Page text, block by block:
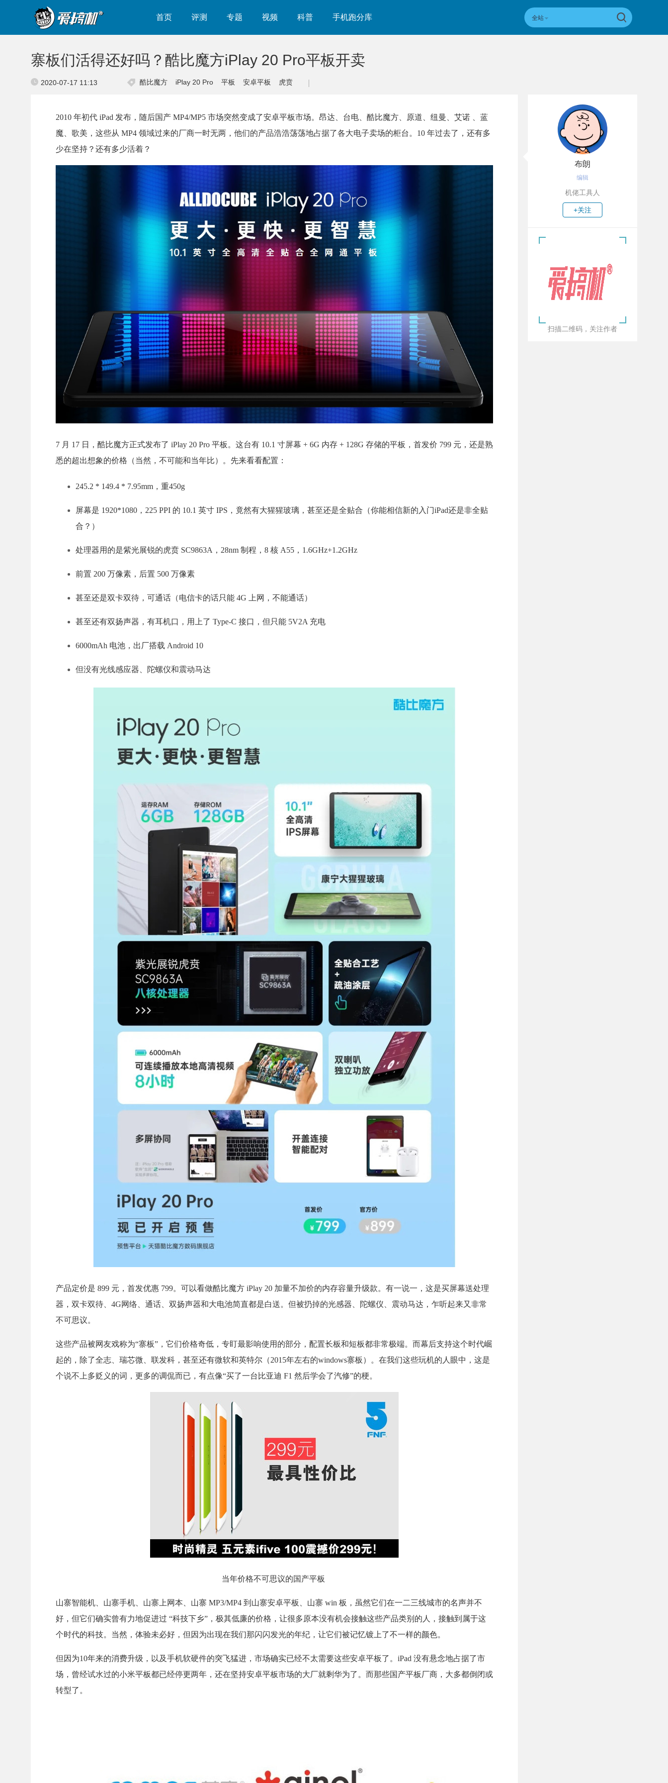
首页 评测 专题 视频 科普 手机跑分库 全站
寨板们活得还好吗？酷比魔方iPlay 20 Pro平板开卖
2020-07-17 11:13 酷比魔方 iPlay 20 Pro 平板 安卓平板 虎贲
2010 年初代 iPad 发布，随后国产 MP4/MP5 市场突然变成了安卓平板市场。昂达、台电、酷比魔方、原道、纽曼、艾诺 、蓝
魔、歌美，这些从 MP4 领域过来的厂商一时无两，他们的产品浩浩荡荡地占据了各大电子卖场的柜台。10 年过去了，还有多
少在坚持？还有多少活着？
7 月 17 日，酷比魔方正式发布了 iPlay 20 Pro 平板。这台有 10.1 寸屏幕 + 6G 内存 + 128G 存储的平板，首发价 799 元，还是熟
悉的超出想象的价格（当然，不可能和当年比）。先来看看配置：
245.2 * 149.4 * 7.95mm，重450g
屏幕是 1920*1080，225 PPI 的 10.1 英寸 IPS，竟然有大猩猩玻璃，甚至还是全贴合（你能相信新的入门iPad还是非全贴
合？）
处理器用的是紫光展锐的虎贲 SC9863A，28nm 制程，8 核 A55，1.6GHz+1.2GHz
前置 200 万像素，后置 500 万像素
甚至还是双卡双待，可通话（电信卡的话只能 4G 上网，不能通话）
甚至还有双扬声器，有耳机口，用上了 Type-C 接口，但只能 5V2A 充电
6000mAh 电池，出厂搭载 Android 10
但没有光线感应器、陀螺仪和震动马达
产品定价是 899 元，首发优惠 799。可以看做酷比魔方 iPlay 20 加量不加价的内存容量升级款。有一说一，这是买屏幕送处理
器，双卡双待、4G网络、通话、双扬声器和大电池简直都是白送。但被扔掉的光感器、陀螺仪、震动马达，乍听起来又非常
不可思议。
这些产品被网友戏称为“寨板”，它们价格奇低，专盯最影响使用的部分，配置长板和短板都非常极端。而幕后支持这个时代崛
起的，除了全志、瑞芯微、联发科，甚至还有微软和英特尔（2015年左右的windows寨板）。在我们这些玩机的人眼中，这是
个说不上多贬义的词，更多的调侃而已，有点像“买了一台比亚迪 F1 然后学会了汽修”的梗。
当年价格不可思议的国产平板
山寨智能机、山寨手机、山寨上网本、山寨 MP3/MP4 到山寨安卓平板、山寨 win 板，虽然它们在一二三线城市的名声并不
好，但它们确实曾有力地促进过 “科技下乡”，极其低廉的价格，让很多原本没有机会接触这些产品类别的人，接触到属于这
个时代的科技。当然，体验未必好，但因为出现在我们那闪闪发光的年纪，让它们被记忆镀上了不一样的颜色。
但因为10年来的消费升级，以及手机软硬件的突飞猛进，市场确实已经不太需要这些安卓平板了。iPad 没有悬念地占据了市
场，曾经试水过的小米平板都已经停更两年，还在坚持安卓平板市场的大厂就剩华为了。而那些国产平板厂商，大多都倒闭或
转型了。
布朗
编辑
机佬工具人
+关注
扫描二维码，关注作者